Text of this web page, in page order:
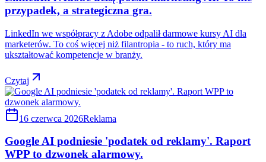
przypadek, a strategiczna gra.
LinkedIn we współpracy z Adobe odpalił darmowe kursy AI dla
marketerów. To coś więcej niż filantropia - to ruch, który ma
ukształtować kompetencje w branży.
Czytaj
16 czerwca 2026Reklama
Google AI podniesie 'podatek od reklamy'. Raport
WPP to dzwonek alarmowy.